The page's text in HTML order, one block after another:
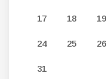
17 18 19
24 25 26
31